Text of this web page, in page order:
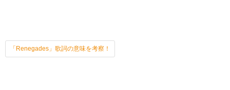
「Renegades」歌詞の意味を考察！